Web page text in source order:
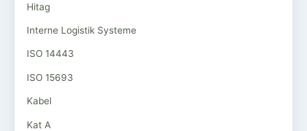
Hitag
Interne Logistik Systeme
ISO 14443
ISO 15693
Kabel
Kat A